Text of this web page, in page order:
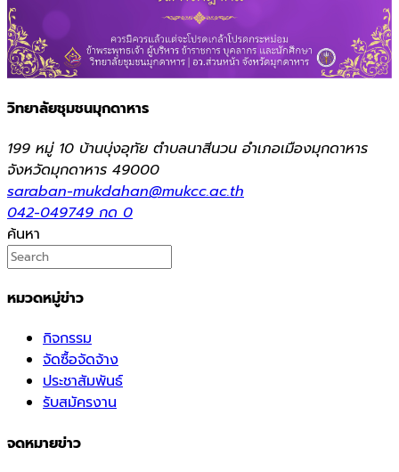
วิทยาลัยชุมชนมุกดาหาร
199 หมู่ 10 บ้านบุ่งอุทัย ตำบลนาสีนวน อำเภอเมืองมุกดาหาร
จังหวัดมุกดาหาร 49000
saraban-mukdahan@mukcc.ac.th
042-049749 กด 0
ค้นหา
หมวดหมู่ข่าว
กิจกรรม
จัดซื้อจัดจ้าง
ประชาสัมพันธ์
รับสมัครงาน
จดหมายข่าว